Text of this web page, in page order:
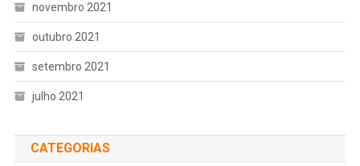
novembro 2021
outubro 2021
setembro 2021
julho 2021
CATEGORIAS